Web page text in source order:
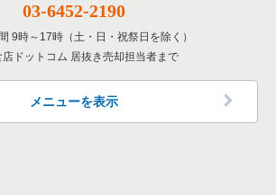
飲食店の居抜き売却物件の案件一覧
居抜き売却物件の案件一覧
抜き売却物件の案件一覧
抜き売却物件の案件一覧
03-6452-2190
9時～17時（土・日・祝祭日を除く）
店ドットコム 居抜き売却担当者まで
メニューを表示